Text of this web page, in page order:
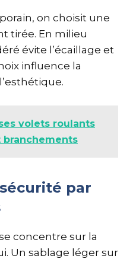
on choisit une
tirée. En milieu
évite l’écaillage et
influence la
volets roulants
branchements
par
concentre sur la
Un sablage léger sur